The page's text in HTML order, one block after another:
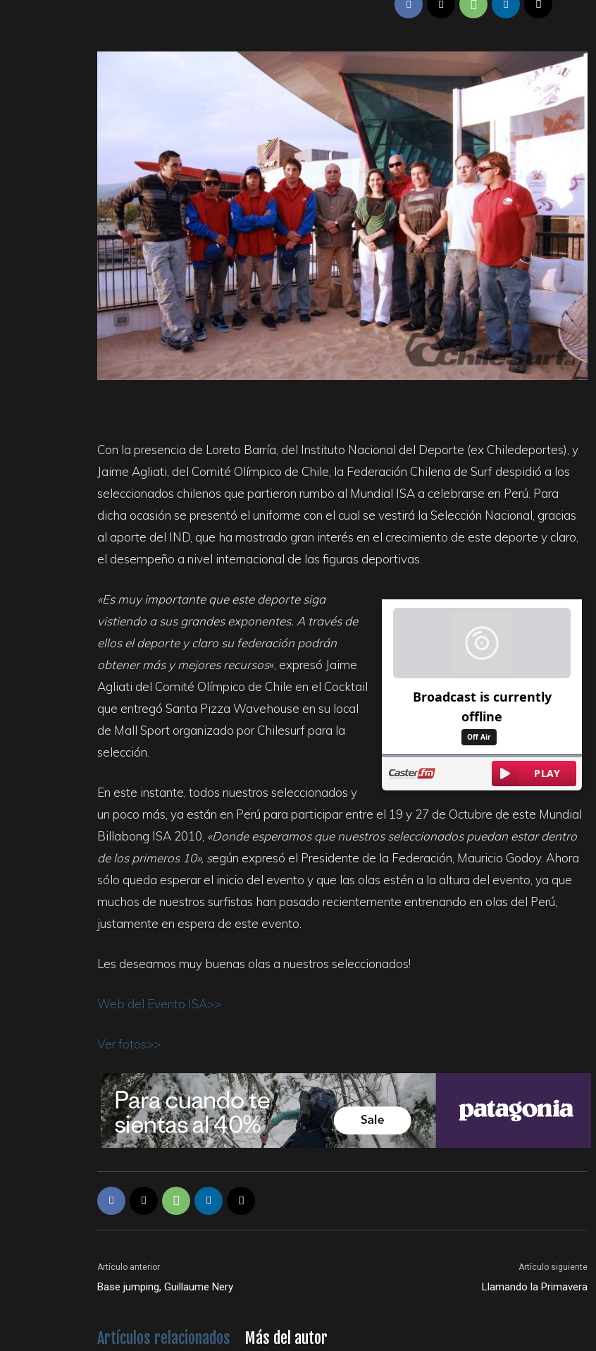
Con la presencia de Loreto Barría, del Instituto Nacional del Deporte (ex Chiledeportes), y
Jaime Agliati, del Comité Olímpico de Chile, la Federación Chilena de Surf despidió a los
seleccionados chilenos que partieron rumbo al Mundial ISA a celebrarse en Perú. Para
dicha ocasión se presentó el uniforme con el cual se vestirá la Selección Nacional, gracias
al aporte del IND, que ha mostrado gran interés en el crecimiento de este deporte y claro,
el desempeño a nivel internacional de las figuras deportivas.
«Es muy importante que este deporte siga
vistiendo a sus grandes exponentes. A través de
ellos el deporte y claro su federación podrán
obtener más y mejores recursos«, expresó Jaime
Agliati del Comité Olímpico de Chile en el Cocktail
que entregó Santa Pizza Wavehouse en su local
de Mall Sport organizado por Chilesurf para la
selección.
En este instante, todos nuestros seleccionados y
un poco más, ya están en Perú para participar entre el 19 y 27 de Octubre de este Mundial
Billabong ISA 2010, «Donde esperamos que nuestros seleccionados puedan estar dentro
de los primeros 10», según expresó el Presidente de la Federación, Mauricio Godoy. Ahora
sólo queda esperar el inicio del evento y que las olas estén a la altura del evento, ya que
muchos de nuestros surfistas han pasado recientemente entrenando en olas del Perú,
justamente en espera de este evento.
Les deseamos muy buenas olas a nuestros seleccionados!
Web del Evento ISA>>
Ver fotos>>
Artículo anterior
Base jumping, Guillaume Nery
Artículo siguiente
Llamando la Primavera
Artículos relacionados Más del autor